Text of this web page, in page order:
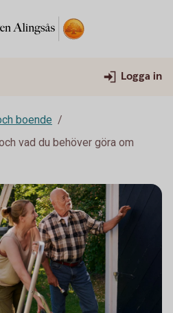
Logga in
boende
vad du behöver göra om